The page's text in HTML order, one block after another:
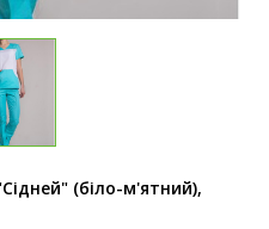
(біло-м'ятний),